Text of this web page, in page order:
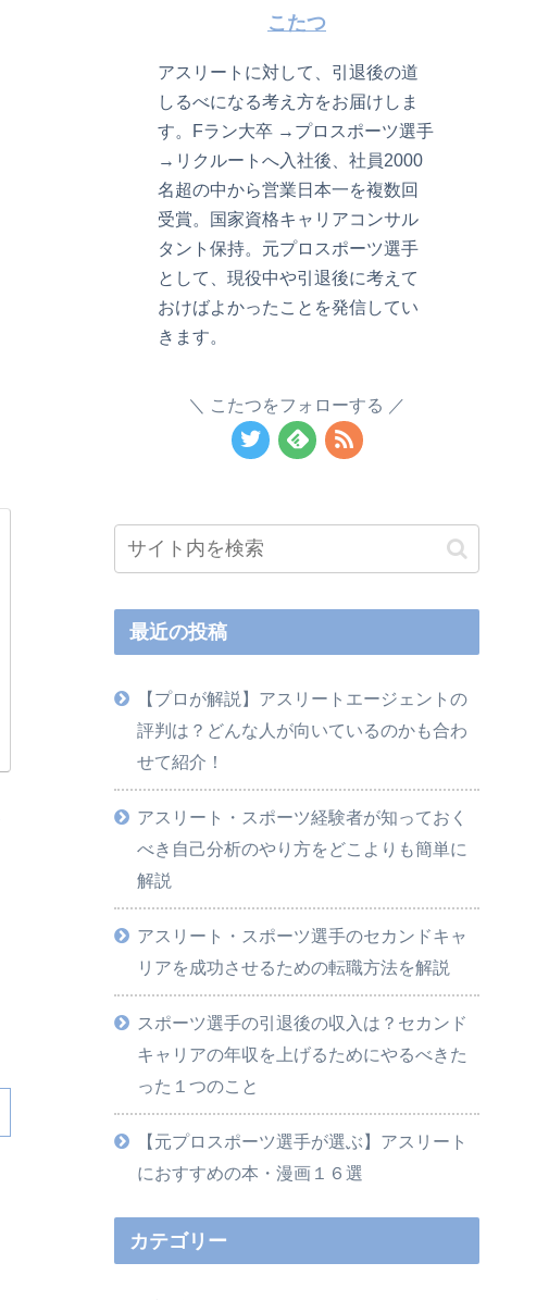
こたつ
アスリートに対して、引退後の道
しるべになる考え方をお届けしま
す。Fラン大卒 →プロスポーツ選手
→リクルートへ入社後、社員2000
名超の中から営業日本一を複数回
受賞。国家資格キャリアコンサル
タント保持。元プロスポーツ選手
として、現役中や引退後に考えて
おけばよかったことを発信してい
きます。
こたつをフォローする
最近の投稿
【プロが解説】アスリートエージェントの
評判は？どんな人が向いているのかも合わ
せて紹介！
アスリート・スポーツ経験者が知っておく
べき自己分析のやり方をどこよりも簡単に
解説
アスリート・スポーツ選手のセカンドキャ
リアを成功させるための転職方法を解説
スポーツ選手の引退後の収入は？セカンド
キャリアの年収を上げるためにやるべきた
った１つのこと
【元プロスポーツ選手が選ぶ】アスリート
におすすめの本・漫画１６選
カテゴリー